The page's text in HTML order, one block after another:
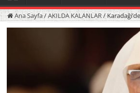
Ana Sayfa/AKILDA KALANLAR/